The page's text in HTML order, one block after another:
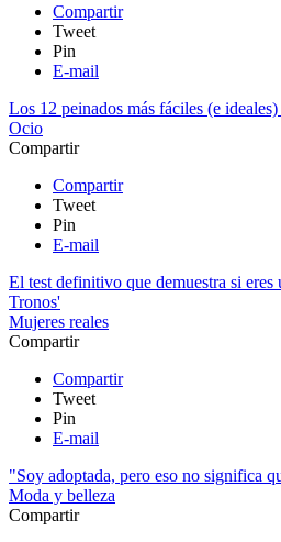
Compartir
Tweet
Pin
E-mail
Los 12 peinados más fáciles (e
Ocio
Compartir
Compartir
Tweet
Pin
E-mail
El test definitivo que demuestra si eres
Tronos'
Mujeres reales
Compartir
Compartir
Tweet
Pin
E-mail
"Soy adoptada, pero eso no significa
Moda y belleza
Compartir